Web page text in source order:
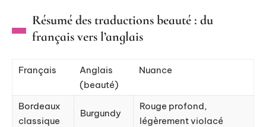
Résumé des traductions beauté : du
français vers l’anglais
Français
Anglais
(beauté)
Nuance
Bordeaux
classique
Burgundy
Rouge profond,
légèrement violacé